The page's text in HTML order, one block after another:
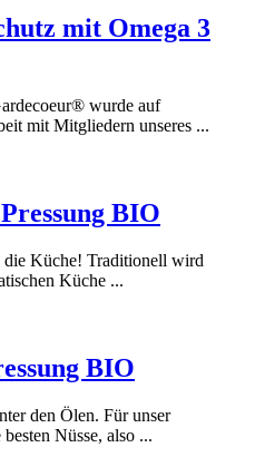
mit Omega 3
wurde auf
mit Mitgliedern unseres ...
BIO
Küche! Traditionell wird
Küche ...
BIO
den Ölen. Für unser
Nüsse, also ...